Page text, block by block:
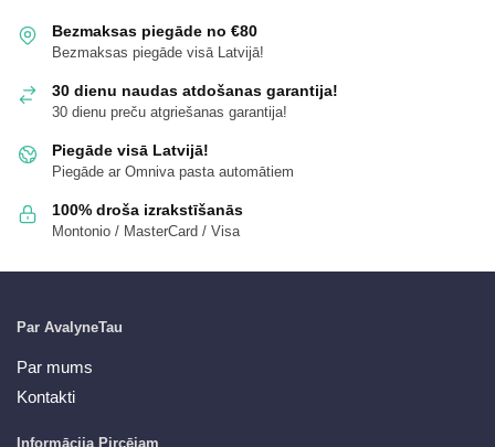
Bezmaksas piegāde no €80
Bezmaksas piegāde visā Latvijā!
30 dienu naudas atdošanas garantija!
30 dienu preču atgriešanas garantija!
Piegāde visā Latvijā!
Piegāde ar Omniva pasta automātiem
100% droša izrakstīšanās
Montonio / MasterCard / Visa
Par AvalyneTau
Par mums
Kontakti
Informācija Pircējam